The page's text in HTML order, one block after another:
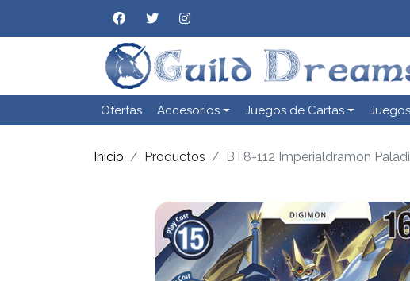
Ofertas Accesorios Juegos de Cartas
Inicio Productos BT8-112 Imperialdramon